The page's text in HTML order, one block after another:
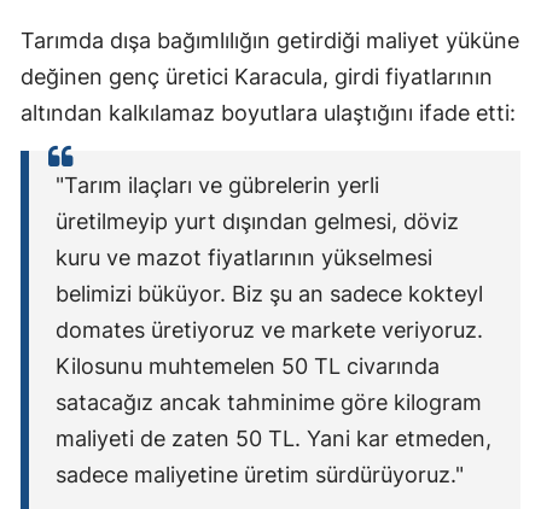
Tarımda dışa bağımlılığın getirdiği maliyet yüküne
değinen genç üretici Karacula, girdi fiyatlarının
altından kalkılamaz boyutlara ulaştığını ifade etti:
"Tarım ilaçları ve gübrelerin yerli
üretilmeyip yurt dışından gelmesi, döviz
kuru ve mazot fiyatlarının yükselmesi
belimizi büküyor. Biz şu an sadece kokteyl
domates üretiyoruz ve markete veriyoruz.
Kilosunu muhtemelen 50 TL civarında
satacağız ancak tahminime göre kilogram
maliyeti de zaten 50 TL. Yani kar etmeden,
sadece maliyetine üretim sürdürüyoruz."